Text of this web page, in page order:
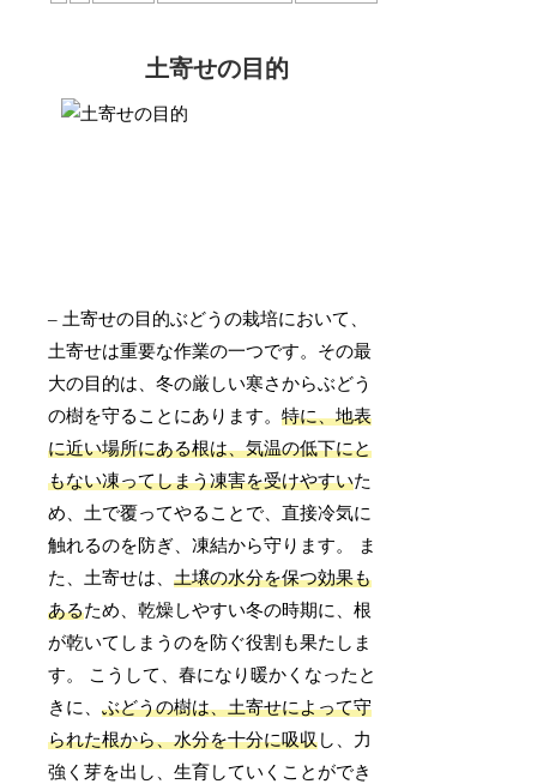
土寄せの目的
– 土寄せの目的ぶどうの栽培において、
土寄せは重要な作業の一つです。その最
大の目的は、冬の厳しい寒さからぶどう
の樹を守ることにあります。特に、地表
に近い場所にある根は、気温の低下にと
もない凍ってしまう凍害を受けやすいた
め、土で覆ってやることで、直接冷気に
触れるのを防ぎ、凍結から守ります。 ま
た、土寄せは、土壌の水分を保つ効果も
あるため、乾燥しやすい冬の時期に、根
が乾いてしまうのを防ぐ役割も果たしま
す。 こうして、春になり暖かくなったと
きに、ぶどうの樹は、土寄せによって守
られた根から、水分を十分に吸収し、力
強く芽を出し、生育していくことができ